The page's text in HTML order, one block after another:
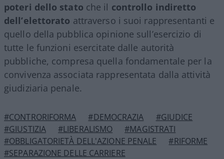
poteri dello stato che il controllo indiretto
dell’elettorato attraverso i suoi rappresentanti e
quello della pubblica opinione sull’esercizio di
tutte le funzioni esercitate dalle autorità
pubbliche, compresa quella fondamentale per la
convivenza associata rappresentata dalla attività
giudiziaria penale.
#CONTRORIFORMA #DEMOCRAZIA
#GIUDICE
#GIUSTIZIA
#LIBERALISMO
#MAGISTRATI
#OBBLIGATORIETÀ DELL'AZIONE PENALE
#RIFORME
#SEPARAZIONE DELLE CARRIERE